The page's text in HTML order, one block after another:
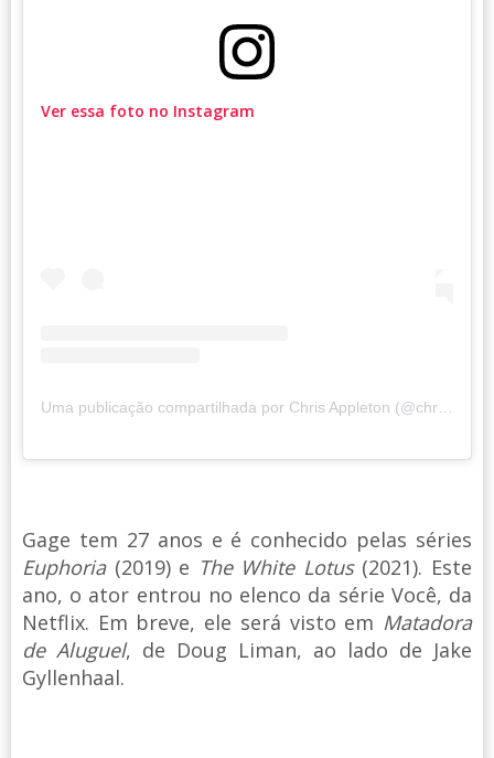
Ver essa foto no Instagram
Uma publicação compartilhada por Chris Appleton (@chrisappleton1)
Gage tem 27 anos e é conhecido pelas séries
Euphoria(2019) e The White Lotus(2021). Este
ano, o ator entrou no elenco da série Você, da
Netflix. Em breve, ele será visto em Matadora
de Aluguel, de Doug Liman, ao lado de Jake
Gyllenhaal.